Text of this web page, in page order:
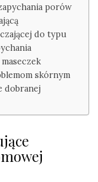
porów
do typu
skórnym
dobranej